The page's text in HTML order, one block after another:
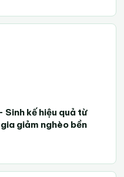
Sinh kế hiệu quả từ
giảm nghèo bền